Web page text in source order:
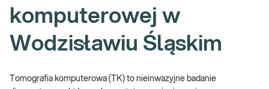
komputerowej w
Wodzisławiu Śląskim
Tomografia komputerowa (TK) to nieinwazyjne badanie